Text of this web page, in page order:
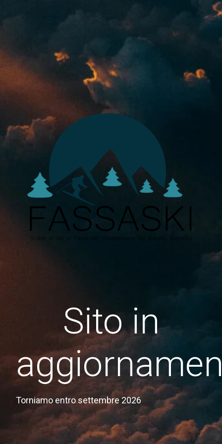
Sito in
Torniamo entro settembre 2026